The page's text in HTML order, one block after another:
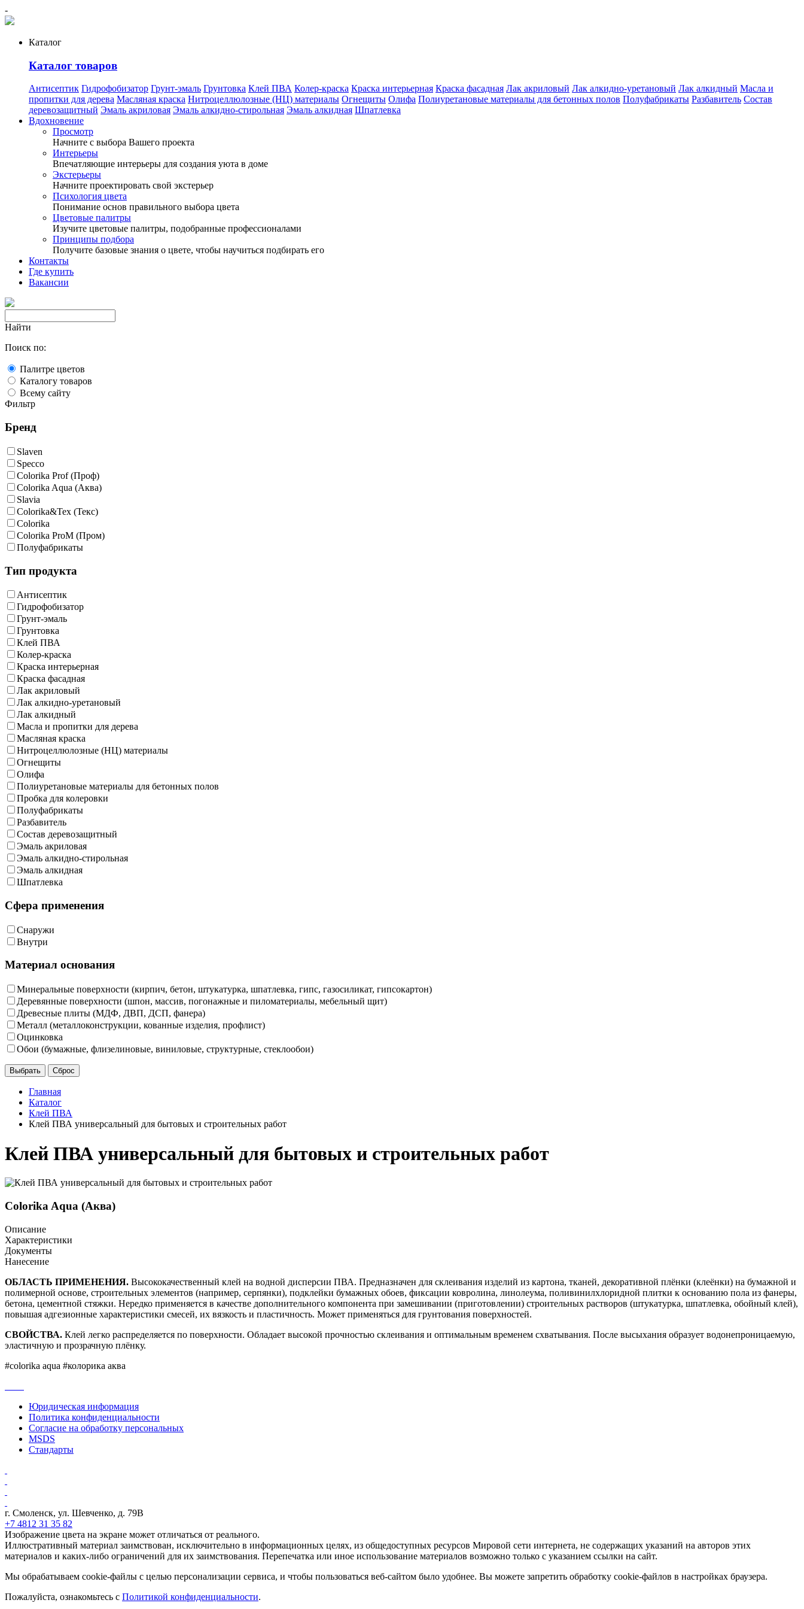
-
Каталог
Каталог товаров
Антисептик Гидрофобизатор Грунт-эмаль Грунтовка Клей ПВА Колер-краска Краска интерьерная Краска фасадная Лак акриловый Лак алкидно-уретановый Лак алкидный Масла и
пропитки для дерева Масляная краска Нитроцеллюлозные (НЦ) материалы Огнещиты Олифа Полиуретановые материалы для бетонных полов Полуфабрикаты Разбавитель Состав
деревозащитный Эмаль акриловая Эмаль алкидно-стирольная Эмаль алкидная Шпатлевка
Вдохновение
Просмотр
Начните с выбора Вашего проекта
Интерьеры
Впечатляющие интерьеры для создания уюта в доме
Экстерьеры
Начните проектировать свой экстерьер
Психология цвета
Понимание основ правильного выбора цвета
Цветовые палитры
Изучите цветовые палитры, подобранные профессионалами
Принципы подбора
Получите базовые знания о цвете, чтобы научиться подбирать его
Контакты
Где купить
Вакансии
Найти
Поиск по:
Палитре цветов
Каталогу товаров
Всему сайту
Фильтр
Бренд
Slaven
Specco
Colorika Prof (Проф)
Colorika Aqua (Аква)
Slavia
Colorika&Tex (Текс)
Colorika
Colorika ProM (Пром)
Полуфабрикаты
Тип продукта
Антисептик
Гидрофобизатор
Грунт-эмаль
Грунтовка
Клей ПВА
Колер-краска
Краска интерьерная
Краска фасадная
Лак акриловый
Лак алкидно-уретановый
Лак алкидный
Масла и пропитки для дерева
Масляная краска
Нитроцеллюлозные (НЦ) материалы
Огнещиты
Олифа
Полиуретановые материалы для бетонных полов
Пробка для колеровки
Полуфабрикаты
Разбавитель
Состав деревозащитный
Эмаль акриловая
Эмаль алкидно-стирольная
Эмаль алкидная
Шпатлевка
Сфера применения
Снаружи
Внутри
Материал основания
Минеральные поверхности (кирпич, бетон, штукатурка, шпатлевка, гипс, газосиликат, гипсокартон)
Деревянные поверхности (шпон, массив, погонажные и пиломатериалы, мебельный щит)
Древесные плиты (МДФ, ДВП, ДСП, фанера)
Металл (металлоконструкции, кованные изделия, профлист)
Оцинковка
Обои (бумажные, флизелиновые, виниловые, структурные, стеклообои)
Главная
Каталог
Клей ПВА
Клей ПВА универсальный для бытовых и строительных работ
Клей ПВА универсальный для бытовых и строительных работ
Colorika Aqua (Аква)
Описание
Характеристики
Документы
Нанесение
ОБЛАСТЬ ПРИМЕНЕНИЯ. Высококачественный клей на водной дисперсии ПВА. Предназначен для склеивания изделий из картона, тканей, декоративной плёнки (клеёнки) на бумажной и
полимерной основе, строительных элементов (например, серпянки), подклейки бумажных обоев, фиксации ковролина, линолеума, поливинилхлоридной плитки к основанию пола из фанеры,
бетона, цементной стяжки. Нередко применяется в качестве дополнительного компонента при замешивании (приготовлении) строительных растворов (штукатурка, шпатлевка, обойный клей),
повышая адгезионные характеристики смесей, их вязкость и пластичность. Может применяться для грунтования поверхностей.
СВОЙСТВА. Клей легко распределяется по поверхности. Обладает высокой прочностью склеивания и оптимальным временем схватывания. После высыхания образует водонепроницаемую,
эластичную и прозрачную плёнку.
#colorika aqua #колорика аква
Юридическая информация
Политика конфиденциальности
Согласие на обработку персональных
MSDS
Стандарты
г. Смоленск, ул. Шевченко, д. 79В
+7 4812 31 35 82
Изображение цвета на экране может отличаться от реального.
Иллюстративный материал заимствован, исключительно в информационных целях, из общедоступных ресурсов Мировой сети интернета, не содержащих указаний на авторов этих
материалов и каких-либо ограничений для их заимствования. Перепечатка или иное использование материалов возможно только с указанием ссылки на сайт.
Мы обрабатываем cookie-файлы с целью персонализации сервиса, и чтобы пользоваться веб-сайтом было удобнее. Вы можете запретить обработку cookie-файлов в настройках браузера.
Пожалуйста, ознакомьтесь с Политикой конфиденциальности.